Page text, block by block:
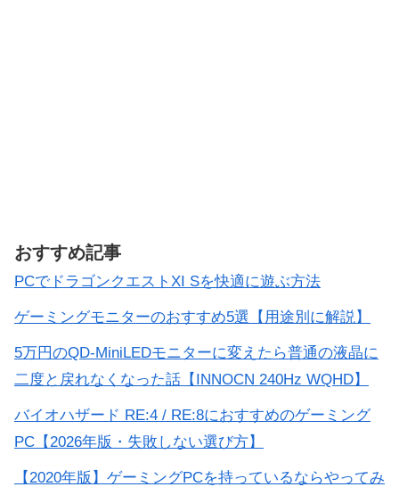
おすすめ記事
PCでドラゴンクエストXI Sを快適に遊ぶ方法
ゲーミングモニターのおすすめ5選【用途別に解説】
5万円のQD-MiniLEDモニターに変えたら普通の液晶に
二度と戻れなくなった話【INNOCN 240Hz WQHD】
バイオハザード RE:4 / RE:8におすすめのゲーミング
PC【2026年版・失敗しない選び方】
【2020年版】ゲーミングPCを持っているならやってみ